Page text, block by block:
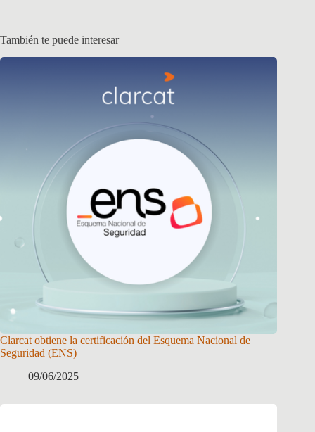
También te puede interesar
Clarcat obtiene la certificación del Esquema Nacional de
Seguridad (ENS)
09/06/2025